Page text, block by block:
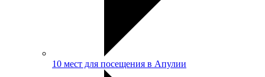
10 мест для посещения в Апулии